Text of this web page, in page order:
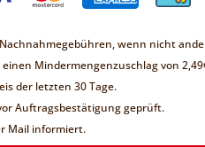
wenn nicht
Mindermengenzuschlag von
der letzten 30 Tage.
Auftragsbestätigung geprüft.
Mail informiert.